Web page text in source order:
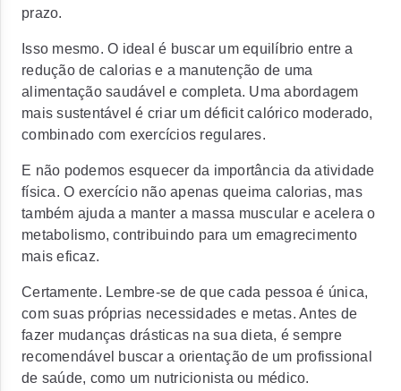
prazo.
Isso mesmo. O ideal é buscar um equilíbrio entre a
redução de calorias e a manutenção de uma
alimentação saudável e completa. Uma abordagem
mais sustentável é criar um déficit calórico moderado,
combinado com exercícios regulares.
E não podemos esquecer da importância da atividade
física. O exercício não apenas queima calorias, mas
também ajuda a manter a massa muscular e acelera o
metabolismo, contribuindo para um emagrecimento
mais eficaz.
Certamente. Lembre-se de que cada pessoa é única,
com suas próprias necessidades e metas. Antes de
fazer mudanças drásticas na sua dieta, é sempre
recomendável buscar a orientação de um profissional
de saúde, como um nutricionista ou médico.